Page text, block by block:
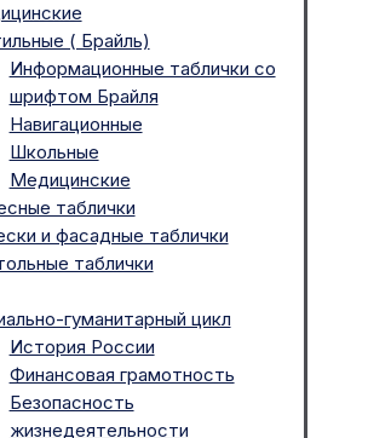
( Брайль)
Информационные таблички со
шрифтом Брайля
Навигационные
Школьные
Медицинские
таблички
и фасадные таблички
таблички
гуманитарный цикл
История России
Финансовая грамотность
Безопасность
жизнедеятельности